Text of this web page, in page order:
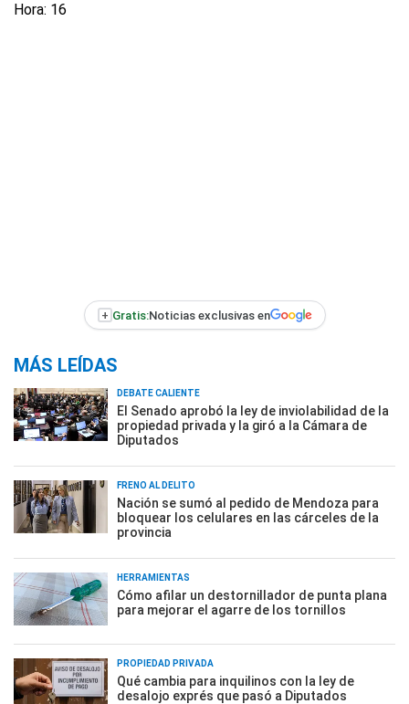
Hora: 16
+ Gratis:Noticias exclusivas en
MÁS LEÍDAS
DEBATE CALIENTE
El Senado aprobó la ley de inviolabilidad de la
propiedad privada y la giró a la Cámara de
Diputados
FRENO AL DELITO
Nación se sumó al pedido de Mendoza para
bloquear los celulares en las cárceles de la
provincia
HERRAMIENTAS
Cómo afilar un destornillador de punta plana
para mejorar el agarre de los tornillos
PROPIEDAD PRIVADA
Qué cambia para inquilinos con la ley de
desalojo exprés que pasó a Diputados